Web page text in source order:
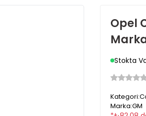
Opel
Stokta
Kategori:
Marka:GM